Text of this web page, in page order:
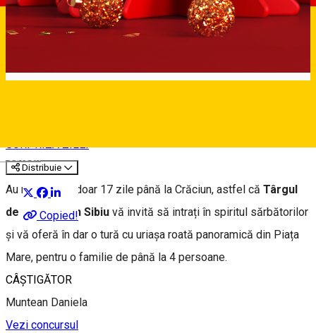
Deutsch
SURPRIZA ZILEI
Distribuie
Copied!
Au mai rămas doar 17 zile până la Crăciun, astfel că Târgul
de Crăciun din Sibiu vă invită să intrați în spiritul sărbătorilor
și vă oferă în dar o tură cu uriașa roată panoramică din Piața
Mare, pentru o familie de până la 4 persoane.
CÂȘTIGĂTOR
Muntean Daniela
Vezi concursul